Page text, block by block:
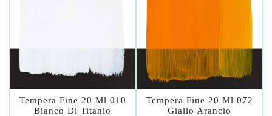
Tempera Fine 20 Ml 010
Bianco Di Titanio
Tempera Fine 20 Ml 072
Giallo Arancio